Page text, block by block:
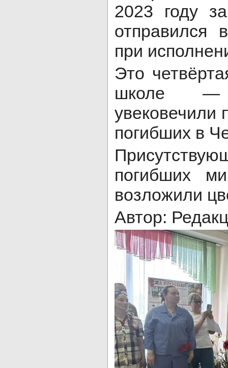
2023 году
при
Это
школе —
увековечили
погибших в
погибших
возложили
Автор: